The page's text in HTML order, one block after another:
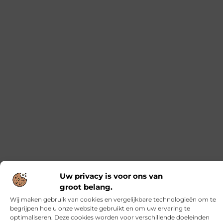
Uw privacy is voor ons van
groot belang.
Wij maken gebruik van cookies en vergelijkbare technologieën om te
begrijpen hoe u onze website gebruikt en om uw ervaring te
optimaliseren. Deze cookies worden voor verschillende doeleinden